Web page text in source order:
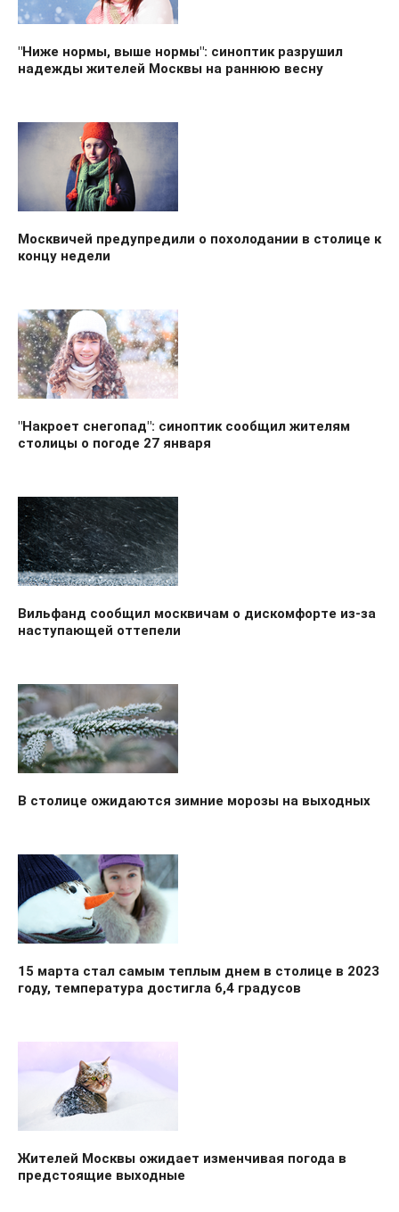
"Ниже нормы, выше нормы": синоптик разрушил
надежды жителей Москвы на раннюю весну
Москвичей предупредили о похолодании в столице к
концу недели
"Накроет снегопад": синоптик сообщил жителям
столицы о погоде 27 января
Вильфанд сообщил москвичам о дискомфорте из-за
наступающей оттепели
В столице ожидаются зимние морозы на выходных
15 марта стал самым теплым днем в столице в 2023
году, температура достигла 6,4 градусов
Жителей Москвы ожидает изменчивая погода в
предстоящие выходные